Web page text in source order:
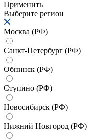
Применить
Выберите регион
Москва (РФ)
Санкт-Петербург (РФ)
Обнинск (РФ)
Ступино (РФ)
Новосибирск (РФ)
Нижний Новгород (РФ)